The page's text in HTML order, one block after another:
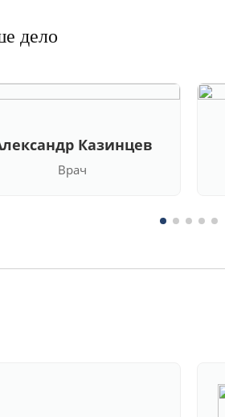
дело
Казинцев
Врач